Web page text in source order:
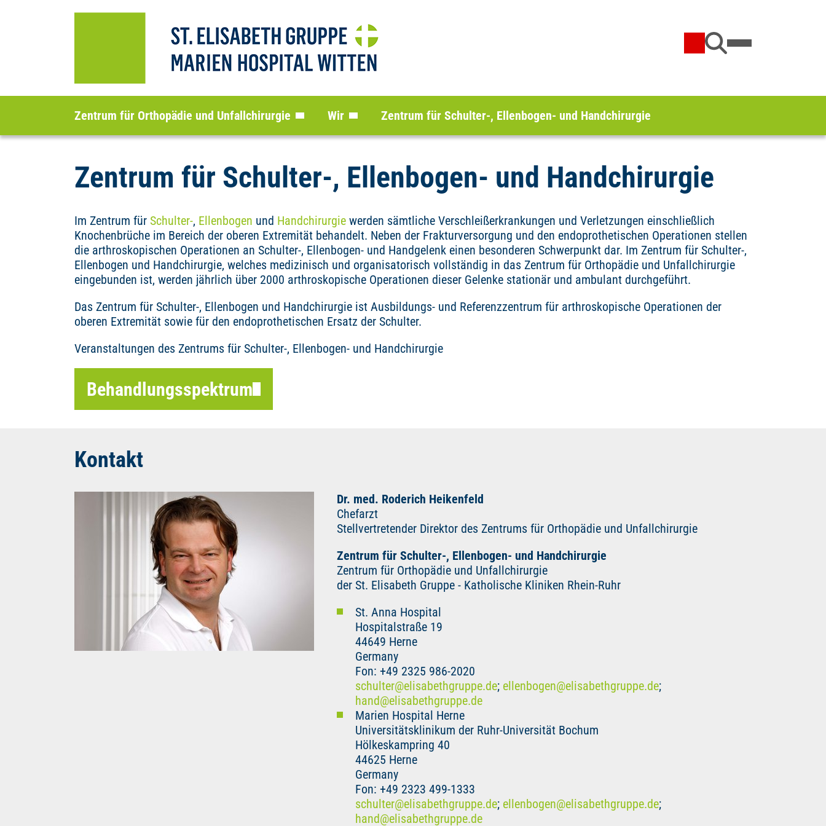
Zentrum für Orthopädie und Unfallchirurgie Wir Zentrum für Schulter-, Ellenbogen- und Handchirurgie
Zentrum für Schulter-, Ellenbogen- und Handchirurgie
Im Zentrum für Schulter-, Ellenbogen und Handchirurgiewerden sämtliche Verschleißerkrankungen und Verletzungen einschließlich
Knochenbrüche im Bereich der oberen Extremität behandelt. Neben der Frakturversorgung und den endoprothetischen Operationen stellen
die arthroskopischen Operationen an Schulter-, Ellenbogen- und Handgelenk einen besonderen Schwerpunkt dar. Im Zentrum für Schulter-,
Ellenbogen und Handchirurgie, welches medizinisch und organisatorisch vollständig in das Zentrum für Orthopädie und Unfallchirurgie
eingebunden ist, werden jährlich über 2000 arthroskopische Operationen dieser Gelenke stationär und ambulant durchgeführt.
Das Zentrum für Schulter-, Ellenbogen und Handchirurgie ist Ausbildungs- und Referenzzentrum für arthroskopische Operationen der
oberen Extremität sowie für den endoprothetischen Ersatz der Schulter.
Veranstaltungen des Zentrums für Schulter-, Ellenbogen- und Handchirurgie
Behandlungsspektrum
Kontakt
Dr. med. Roderich Heikenfeld
Chefarzt
Stellvertretender Direktor des Zentrums für Orthopädie und Unfallchirurgie
Zentrum für Schulter-, Ellenbogen- und Handchirurgie
Zentrum für Orthopädie und Unfallchirurgie
der St. Elisabeth Gruppe - Katholische Kliniken Rhein-Ruhr
St. Anna Hospital
Hospitalstraße 19
44649 Herne
Germany
Fon: +49 2325 986-2020
schulter@elisabethgruppe.de; ellenbogen@elisabethgruppe.de;
hand@elisabethgruppe.de
Marien Hospital Herne
Universitätsklinikum der Ruhr-Universität Bochum
Hölkeskampring 40
44625 Herne
Germany
Fon: +49 2323 499-1333
schulter@elisabethgruppe.de; ellenbogen@elisabethgruppe.de;
hand@elisabethgruppe.de